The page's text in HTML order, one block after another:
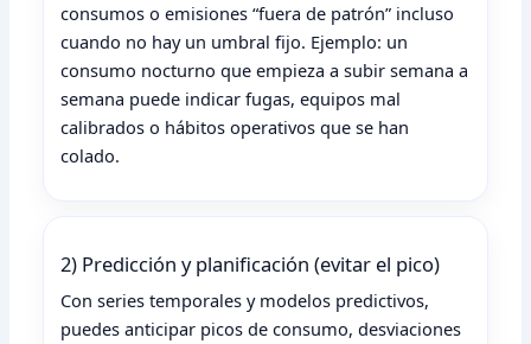
consumos o emisiones “fuera de patrón” incluso
cuando no hay un umbral fijo. Ejemplo: un
consumo nocturno que empieza a subir semana a
semana puede indicar fugas, equipos mal
calibrados o hábitos operativos que se han
colado.
2) Predicción y planificación (evitar el pico)
Con series temporales y modelos predictivos,
puedes anticipar picos de consumo, desviaciones